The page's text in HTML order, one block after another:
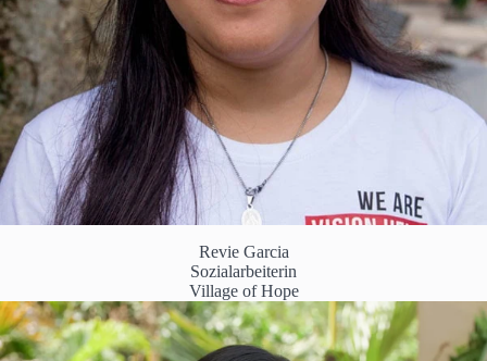
Revie Garcia
Sozialarbeiterin
Village of Hope